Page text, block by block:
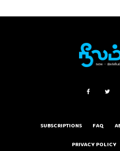
SUBSCRIPTIONS FAQ
PRIVACY POLICY